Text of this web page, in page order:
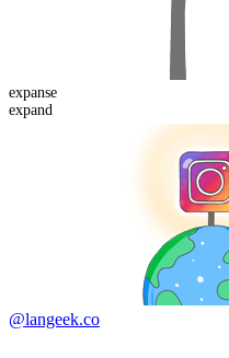
expanse
expand
@langeek.co